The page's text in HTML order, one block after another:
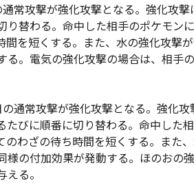
常攻撃が強化攻撃となる。強化攻撃
り替わる。命中した相手のポケモン
間を短くする。また、水の強化攻撃
る。電気の強化攻撃の場合は、相手
通常攻撃が強化攻撃となる。強化
たびに順番に切り替わる。命中した
のわざの待ち時間を短くする。また
様の付加効果が発動する。ほのおの
る。